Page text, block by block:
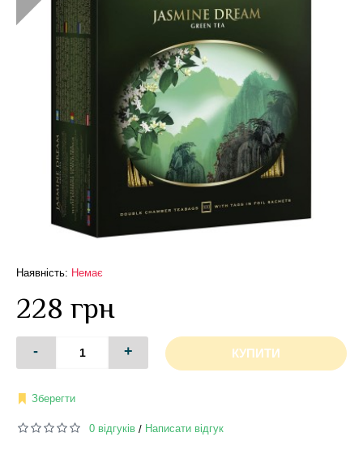
Наявність: Немає
228 грн
- + КУПИТИ
Зберегти
0 відгуків / Написати відгук